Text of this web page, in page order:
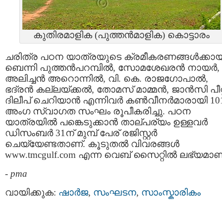
കുതിരമാളിക (പുത്തന്‍മാളിക) കൊട്ടാരം
ചരിത്ര പഠന യാത്രയുടെ
ബെന്നി പുത്തന്‍പറമ്പില്‍, സോമശേഖരന്‍ നായര്‍,
അലിച്ചന്‍ അറൊന്നില്‍, വി. കെ. രാജഗോപാല്‍,
ഭദ്രന്‍ കല്ലയ്ക്കല്‍, തോമസ്‌ മാമ്മന്‍, ജാന്‍സി
ദിലീപ്‌ ചെറിയാന്‍ എന്നിവര്‍ കണ്‍വീനര്‍മാരായി
അംഗ സ്വാഗത സംഘം രൂപീകരിച്ചു. പഠന
യാത്രയില്‍ പങ്കെടുക്കാന്‍ താല്പര്യം ഉള്ളവര്‍
ഡിസംബര്‍ 31ന് മുമ്പ്‌ പേര് രജിസ്റ്റര്‍
ചെയ്യേണ്ടതാണ്. കൂടുതല്‍ വിവരങ്ങള്‍
www.tmcgulf.com എന്ന വെബ് സൈറ്റില്‍
- pma
വായിക്കുക: ഷാര്‍ജ, സംഘടന, സാംസ്കാരികം